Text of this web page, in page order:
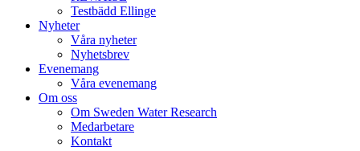
Testbädd Ellinge
Nyheter
Våra nyheter
Nyhetsbrev
Evenemang
Våra evenemang
Om oss
Om Sweden Water Research
Medarbetare
Kontakt